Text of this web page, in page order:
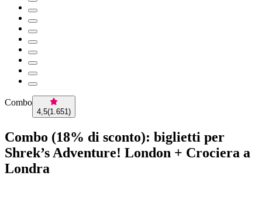
Combo
4,5(1.651)
Combo (18% di sconto): biglietti per
Shrek’s Adventure! London + Crociera a
Londra